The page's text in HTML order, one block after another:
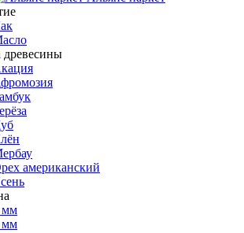
древесины
американский
мм
мм